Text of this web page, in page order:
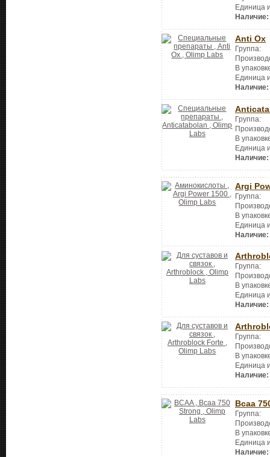
Единица
Наличие:
Anti Ox
Группа:
В
Единица
Наличие:
Группа:
В
Единица
Наличие:
Argi
Группа:
В
Единица
Наличие:
Группа:
В
Единица
Наличие:
Группа:
В
Единица
Наличие:
Bcaa
Группа:
В
Единица
Наличие: